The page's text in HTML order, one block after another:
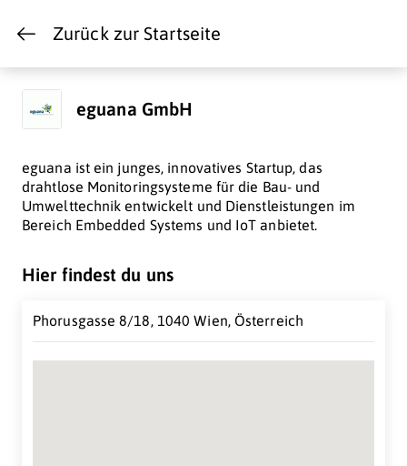
Zurück zur Startseite
eguana GmbH
eguana ist ein junges, innovatives Startup, das
drahtlose Monitoringsysteme für die Bau- und
Umwelttechnik entwickelt und Dienstleistungen im
Bereich Embedded Systems und IoT anbietet.
Hier findest du uns
Phorusgasse 8/18, 1040 Wien, Österreich